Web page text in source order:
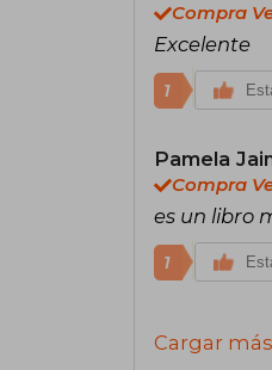
Compra
Excelente
1
Pamela
Compra
es un libro
1
Cargar